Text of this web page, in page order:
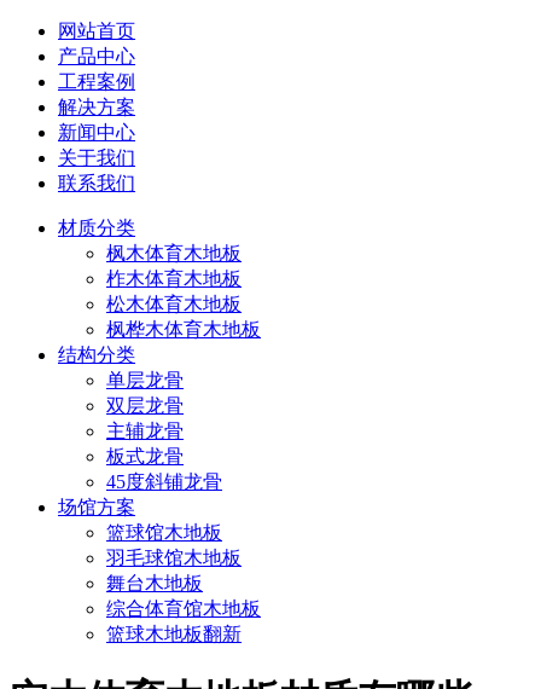
网站首页
产品中心
工程案例
解决方案
新闻中心
关于我们
联系我们
材质分类
枫木体育木地板
柞木体育木地板
松木体育木地板
枫桦木体育木地板
结构分类
单层龙骨
双层龙骨
主辅龙骨
板式龙骨
45度斜铺龙骨
场馆方案
篮球馆木地板
羽毛球馆木地板
舞台木地板
综合体育馆木地板
篮球木地板翻新